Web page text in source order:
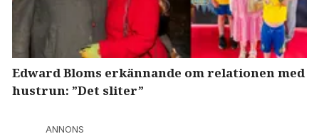
Edward Bloms erkännande om relationen med
hustrun: ”Det sliter”
ANNONS